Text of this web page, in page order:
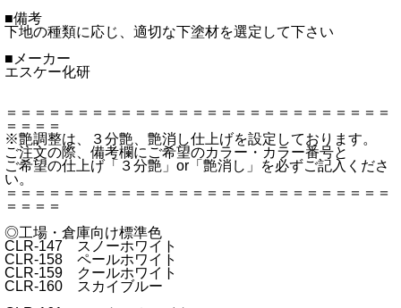
■備考
下地の種類に応じ、適切な下塗材を選定して下さい
■メーカー
エスケー化研
＝＝＝＝＝＝＝＝＝＝＝＝＝＝＝＝＝＝＝＝＝＝＝＝＝＝＝
＝＝＝＝
※艶調整は、３分艶、艶消し仕上げを設定しております。
ご注文の際、備考欄にご希望のカラー・カラー番号と
ご希望の仕上げ「３分艶」or「艶消し」を必ずご記入くださ
い。
＝＝＝＝＝＝＝＝＝＝＝＝＝＝＝＝＝＝＝＝＝＝＝＝＝＝＝
＝＝＝＝
◎工場・倉庫向け標準色
CLR-147 スノーホワイト
CLR-158 ペールホワイト
CLR-159 クールホワイト
CLR-160 スカイブルー